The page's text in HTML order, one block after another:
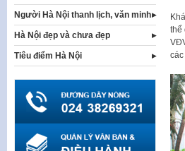
thể
Người Hà Nội thanh lịch, văn minh
Hà Nội đẹp và chưa đẹp
Tiêu điểm Hà Nội